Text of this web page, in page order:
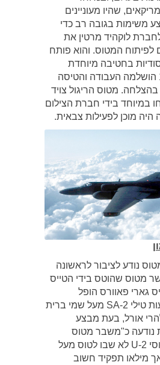
שהיו מעוניינים
משימות בגובה רב כדי
לוקהיד מרטין את
המטוס. והוא פותח
בחטיבה מיוחדת
בחברה. ב־1955 הושלמה העבודה והטיסה
מטוס הריגול צויד
במיוחד בידי חברת הצילום
מוכן לפעילות צבאית.
נודע לציבור לראשונה
כאשר מטוס שהוטס בידי הטייס
גארי פאוורס הופל
לראשונה באמצעות טילי SA-2 מעל שמי ברית
אורל, בעת מבצע
נודעה כ"משבר מטוס
הריגול U-2". מטוסי U-2 לא שבו לטוס מעל
מילאו תפקיד חשוב